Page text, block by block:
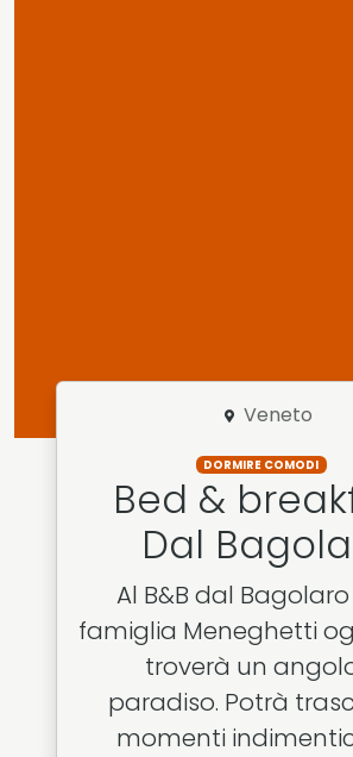
Veneto
DORMIRE COMODI
Bed &
Dal
Al B&B dal
famiglia Meneghetti
troverà un
paradiso. Potrà
momenti